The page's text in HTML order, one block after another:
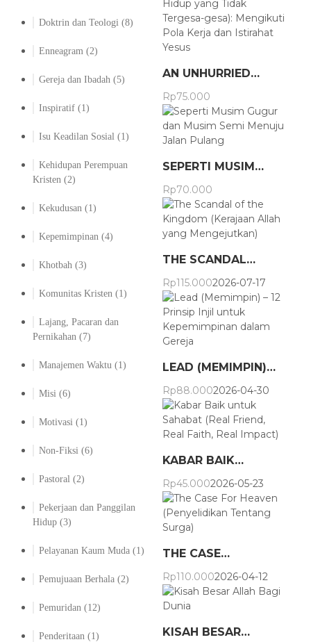
Doktrin dan Teologi (8)
Enneagram (2)
Gereja dan Ibadah (5)
Inspiratif (1)
Isu Keadilan Sosial (1)
Kehidupan Perempuan
Kristen (2)
Kekudusan (1)
Kepemimpinan (4)
Khotbah (3)
Komunitas Kristen (1)
Lajang, Pacaran dan
Pernikahan (7)
Manajemen Waktu (1)
Misi (6)
Motivasi (1)
Non-Fiksi (6)
Pastoral (2)
Pekerjaan dan Panggilan
Hidup (3)
Pelayanan Kaum Muda (1)
Pemujuaan Berhala (2)
Pemuridan (12)
Penderitaan (1)
AN UNHURRIED…
Rp75.000
SEPERTI MUSIM…
Rp70.000
THE SCANDAL…
Rp115.0002026-07-17
LEAD (MEMIMPIN)…
Rp88.0002026-04-30
KABAR BAIK…
Rp45.0002026-05-23
THE CASE…
Rp110.0002026-04-12
KISAH BESAR…